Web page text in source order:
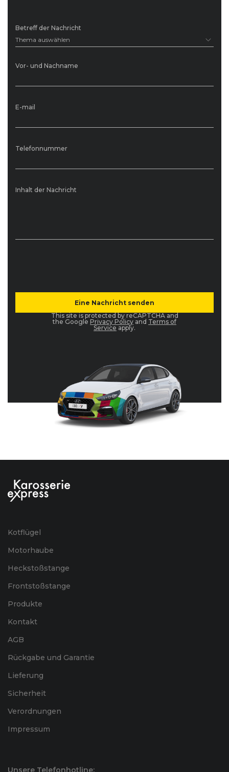
Betreff der Nachricht
Thema auswählen
Vor- und Nachname
E-mail
Telefonnummer
Inhalt der Nachricht
This site is protected by reCAPTCHA and
the Google Privacy Policy and Terms of
Service apply.
Kotflügel
Motorhaube
Heckstoßstange
Frontstoßstange
Produkte
Kontakt
AGB
Rückgabe und Garantie
Lieferung
Sicherheit
Verordnungen
Impressum
Unsere Telefonhotline: